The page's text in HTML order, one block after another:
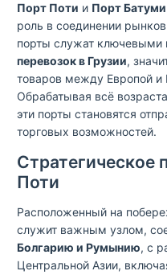
Порт Поти и Порт Батуми
роль в соединении
порты служат ключевыми
перевозок в Грузии,
товаров между Европой и
Обрабатывая всё
эти порты становятся
торговых возможностей.
Стратегическое
Поти
Расположенный на
служит важным узлом,
Болгарию и Румынию, с
Центральной Азии,